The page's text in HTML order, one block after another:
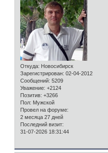
Откуда: Новосибирск
Зарегистрирован: 02-04-2012
Сообщений: 5209
Уважение: +2124
Позитив: +3266
Пол: Мужской
Провел на форуме:
2 месяца 27 дней
Последний визит:
31-07-2026 18:31:44